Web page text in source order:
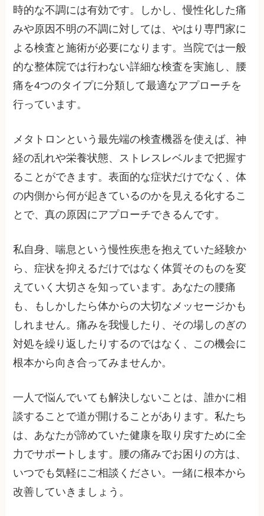
時的な不調には有効です。しかし、慢性化した痛
みや原因不明の不調に対しては、やはり専門家に
よる検査と施術が必要になります。当院では一般
的な整体院では行わない詳細な検査を実施し、腰
痛を4つのタイプに分類して最適なアプローチを
行っています。
メタトロンという最先端の検査機器を使えば、神
経の乱れや栄養状態、ストレスレベルまで把握す
ることができます。表面的な症状だけでなく、体
の内側から何が起きているのかを見える化するこ
とで、真の原因にアプローチできるんです。
私自身、喘息という慢性疾患を抱えていた経験か
ら、症状を抑えるだけではなく体質そのものを変
えていく大切さを知っています。あなたの腰痛
も、もしかしたら体からの大切なメッセージかも
しれません。痛みを我慢したり、その場しのぎの
対処を繰り返したりするのではなく、この機会に
根本から向き合ってみませんか。
一人で悩んでいても解決しないことは、誰かに相
談することで道が開けることがあります。私たち
は、あなたが諦めていた健康を取り戻すために全
力でサポートします。腰の痛みでお困りの方は、
いつでも気軽にご相談ください。一緒に根本から
改善していきましょう。